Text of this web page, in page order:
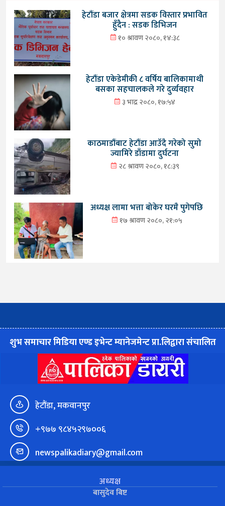
हेटौंडा बजार क्षेत्रमा सडक विस्तार प्रभावित
हुँदैन : सडक डिभिजन
१० श्रावण २०८०, १४:३८
हेटौंडा एकेडेमीकी ८ वर्षिय बालिकामाथी
बसका सहचालकले गरे दुर्व्यवहार
३ भाद्र २०८०, १७:५४
काठमाडौंबाट हेटौंडा आउँदै गरेको सुमो
ज्यामिरे डाँडामा दुर्घटना
२८ श्रावण २०८०, १८:३९
अध्यक्ष लामा भत्ता बोकेर घरमै पुगेपछि
१७ श्रावण २०८०, २१:०५
शुभ समाचार मिडिया एण्ड इभेन्ट म्यानेजमेन्ट प्रा.लिद्वारा संचालित
हेटौंडा, मकवानपुर
+९७७ ९८४५२९७००६
newspalikadiary@gmail.com
अध्यक्ष
बासुदेव बिष्ट